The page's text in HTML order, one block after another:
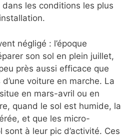
dans les conditions les plus
négligé : l’époque
son sol en plein juillet,
près aussi efficace que
voiture en marche. La
en mars-avril ou en
quand le sol est humide, la
et que les micro-
sont à leur pic d’activité. Ces